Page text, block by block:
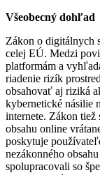
Všeobecný dohľad
Zákon o digitálnych
celej EÚ. Medzi
platformám a
riadenie rizík
obsahovať aj riziká
kybernetické násilie
internete. Zákon tiež
obsahu online
poskytuje
nezákonného
spolupracovali so